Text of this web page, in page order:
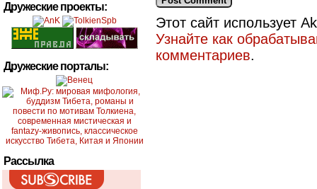
Дружеские проекты:
Дружеские порталы:
Рассылка
Этот сайт использует
Узнайте как
комментариев.